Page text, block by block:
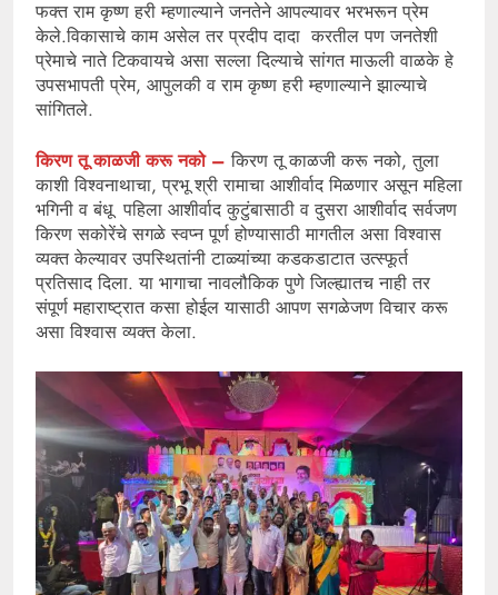
फक्त राम कृष्ण हरी म्हणाल्याने जनतेने आपल्यावर भरभरून प्रेम
केले.विकासाचे काम असेल तर प्रदीप दादा करतील पण जनतेशी
प्रेमाचे नाते टिकवायचे असा सल्ला दिल्याचे सांगत माऊली वाळके हे
उपसभापती प्रेम, आपुलकी व राम कृष्ण हरी म्हणाल्याने झाल्याचे
सांगितले.
किरण तू काळजी करू नको –किरण तू काळजी करू नको, तुला
काशी विश्वनाथाचा, प्रभू श्री रामाचा आशीर्वाद मिळणार असून महिला
भगिनी व बंधू पहिला आशीर्वाद कुटुंबासाठी व दुसरा आशीर्वाद सर्वजण
किरण सकोरेंचे सगळे स्वप्न पूर्ण होण्यासाठी मागतील असा विश्वास
व्यक्त केल्यावर उपस्थितांनी टाळ्यांच्या कडकडाटात उत्स्फूर्त
प्रतिसाद दिला. या भागाचा नावलौकिक पुणे जिल्ह्यातच नाही तर
संपूर्ण महाराष्ट्रात कसा होईल यासाठी आपण सगळेजण विचार करू
असा विश्वास व्यक्त केला.